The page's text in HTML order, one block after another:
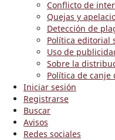
Conflicto de
Quejas y
Detección de
Política editorial
Uso de
Sobre la
Política de canje
Iniciar sesión
Registrarse
Buscar
Avisos
Redes sociales